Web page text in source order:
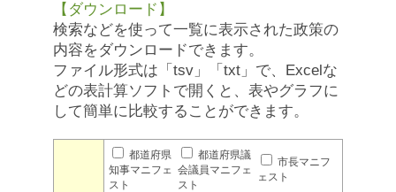
【ダウンロード】
検索などを使って一覧に表示された政策の
内容をダウンロードできます。
ファイル形式は「tsv」「txt」で、Excelな
どの表計算ソフトで開くと、表やグラフに
して簡単に比較することができます。
都道府県
知事マニフェ
スト
都道府県議
会議員マニフェ
スト
市長マニフ
ェスト